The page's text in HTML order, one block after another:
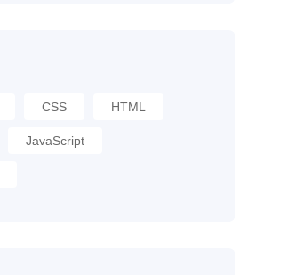
CSS HTML
JavaScript